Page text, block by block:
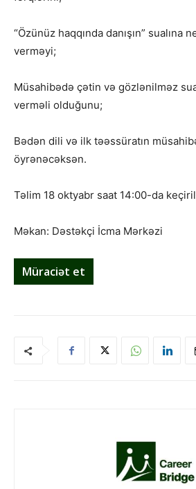
“Özünüz haqqında danışın” sualına
verməyi;
Müsahibədə çətin və gözlənilməz
verməli olduğunu;
Bədən dili və ilk təəssüratın
öyrənəcəksən.
Təlim 18 oktyabr saat 14:00-da
Məkan: Dəstəkçi İcma Mərkəzi
Müraciət et